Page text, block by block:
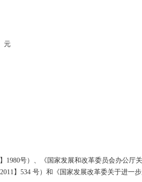
元
1980号）、《国家发展和改革委员会办公厅
】534 号）和《国家发展改革委关于进一